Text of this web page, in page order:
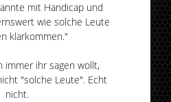
mit Handicap und
wie solche Leute
klarkommen."
immer ihr sagen wollt,
"solche Leute". Echt
nicht.